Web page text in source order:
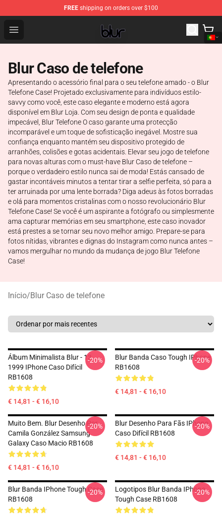
FREE shipping on orders over $100
Open menu
Blur Store - Official Blur Merchandise Shop
Blur Caso de telefone
Apresentando o acessório final para o seu telefone amado - o Blur
Telefone Case! Projetado exclusivamente para indivíduos estilo-
savvy como você, este caso elegante e moderno está agora
disponível em Blur Loja. Com seu design de ponta e qualidade
impecável, Blur Telefone O caso garante uma protecção
incomparável e um toque de sofisticação inegável. Mostre sua
confiança enquanto mantém seu dispositivo protegido de
arranhões, colisões e gotas acidentais. Elevar seu jogo de telefone
para novas alturas com o must-have Blur Caso de telefone –
porque o verdadeiro estilo nunca sai de moda! Estás cansado de
gastar incontáveis minutos a tentar tirar a selfie perfeita, só para a
ter arruinada por uma lente borrada? Diga adeus às fotos borradas
e olá para momentos cristalinas com o nosso revolucionário Blur
Telefone Case! Se você é um aspirante a fotógrafo ou simplesmente
ama capturar memórias em seu smartphone, este caso inovador
está prestes a se tornar seu novo melhor amigo. Prepare-se para
fotos nítidas, vibrantes e dignas do Instagram como nunca antes –
vamos mergulhar no mundo da mudança de jogo Blur Telefone
Case!
Início/Blur Caso de telefone
Álbum Minimalista Blur - 13
1999 IPhone Caso Difícil
RB1608
€ 14,81 - € 16,10
-20%
Blur Banda Caso Tough IPhone
RB1608
€ 14,81 - € 16,10
-20%
Muito Bem. Blur Desenho Por
Camila González Samsung
Galaxy Caso Macio RB1608
€ 14,81 - € 16,10
-20%
Blur Desenho Para Fãs IPhone
Caso Difícil RB1608
€ 14,81 - € 16,10
-20%
Blur Banda IPhone Tough Case
RB1608
-20%
Logotipos Blur Banda IPhone
Tough Case RB1608
-20%